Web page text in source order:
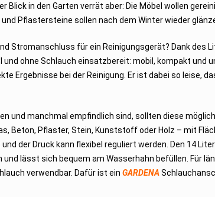
Blick in den Garten verrät aber: Die Möbel wollen
Pflastersteine sollen nach dem Winter wieder
Stromanschluss für ein Reinigungsgerät? Dank des
und ohne Schlauch einsatzbereit: mobil, kompakt und
Ergebnisse bei der Reinigung. Er ist dabei so leise,
und manchmal empfindlich sind, sollten diese
Beton, Pflaster, Stein, Kunststoff oder Holz – mit
der Druck kann flexibel reguliert werden. Den 14
lässt sich bequem am Wasserhahn befüllen. Für
verwendbar. Dafür ist einGARDENA